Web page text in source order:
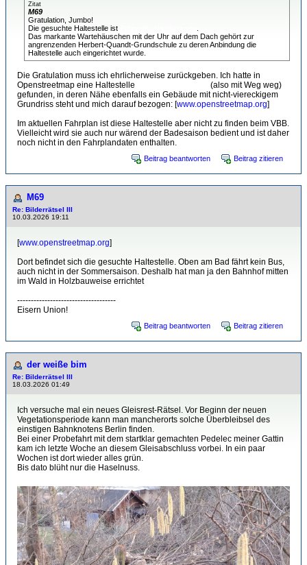
Zitat
M69
Gratulation, Jumbo!
Die gesuchte Haltestelle ist
.
Das markante Wartehäuschen mit der Uhr auf dem Dach gehört zur
angrenzenden Herbert-Quandt-Grundschule zu deren Anbindung die
Haltestelle auch eingerichtet wurde.
Die Gratulation muss ich ehrlicherweise zurückgeben. Ich hatte in
Openstreetmap eine Haltestelle
(also mit Weg weg)
gefunden, in deren Nähe ebenfalls ein Gebäude mit nicht-viereckigem
Grundriss steht und mich darauf bezogen: [www.openstreetmap.org]
Im aktuellen Fahrplan ist diese Haltestelle aber nicht zu finden beim VBB.
Vielleicht wird sie auch nur wärend der Badesaison bedient und ist daher
noch nicht in den Fahrplandaten enthalten.
Beitrag beantworten Beitrag zitieren
M69
Re: Bilderrätsel III
10.03.2026 19:11
[www.openstreetmap.org]
Dort befindet sich die gesuchte Haltestelle. Oben am Bad fährt kein Bus,
auch nicht in der Sommersaison. Deshalb hat man ja den Bahnhof mitten
im Wald in Holzbauweise errichtet
------------------------------------
Eisern Union!
Beitrag beantworten Beitrag zitieren
der weiße bim
Re: Bilderrätsel III
18.03.2026 01:49
Ich versuche mal ein neues Gleisrest-Rätsel. Vor Beginn der neuen
Vegetationsperiode kann man mancherorts solche Überbleibsel des
einstigen Bahnknotens Berlin finden.
Bei einer Probefahrt mit dem startklar gemachten Pedelec meiner Gattin
kam ich letzte Woche an diesem Gleisabschluss vorbei. In ein paar
Wochen ist dort wieder alles grün.
Bis dato blüht nur die Haselnuss.